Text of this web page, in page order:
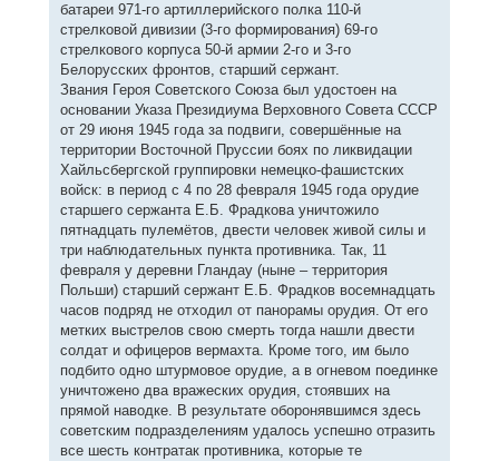
батареи 971-го артиллерийского полка 110-й
стрелковой дивизии (3-го формирования) 69-го
стрелкового корпуса 50-й армии 2-го и 3-го
Белорусских фронтов, старший сержант.
Звания Героя Советского Союза был удостоен на
основании Указа Президиума Верховного Совета СССР
от 29 июня 1945 года за подвиги, совершённые на
территории Восточной Пруссии боях по ликвидации
Хайльсбергской группировки немецко-фашистских
войск: в период с 4 по 28 февраля 1945 года орудие
старшего сержанта Е.Б. Фрадкова уничтожило
пятнадцать пулемётов, двести человек живой силы и
три наблюдательных пункта противника. Так, 11
февраля у деревни Гландау (ныне – территория
Польши) старший сержант Е.Б. Фрадков восемнадцать
часов подряд не отходил от панорамы орудия. От его
метких выстрелов свою смерть тогда нашли двести
солдат и офицеров вермахта. Кроме того, им было
подбито одно штурмовое орудие, а в огневом поединке
уничтожено два вражеских орудия, стоявших на
прямой наводке. В результате оборонявшимся здесь
советским подразделениям удалось успешно отразить
все шесть контратак противника, которые те